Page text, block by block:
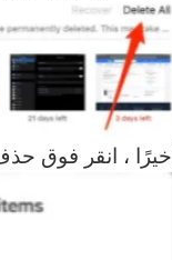
أخيرًا ، انقر فوق